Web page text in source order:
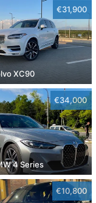
€31,900
XC90
€34,000
4 Series
€10,800